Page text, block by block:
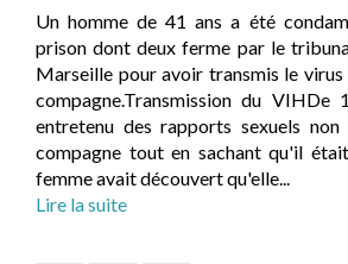
Un homme de 41 ans a été
prison dont deux ferme par le
Marseille pour avoir transmis le
compagne.Transmission du
entretenu des rapports sexuels
compagne tout en sachant qu'il
femme avait découvert qu'elle...
Lire la suite